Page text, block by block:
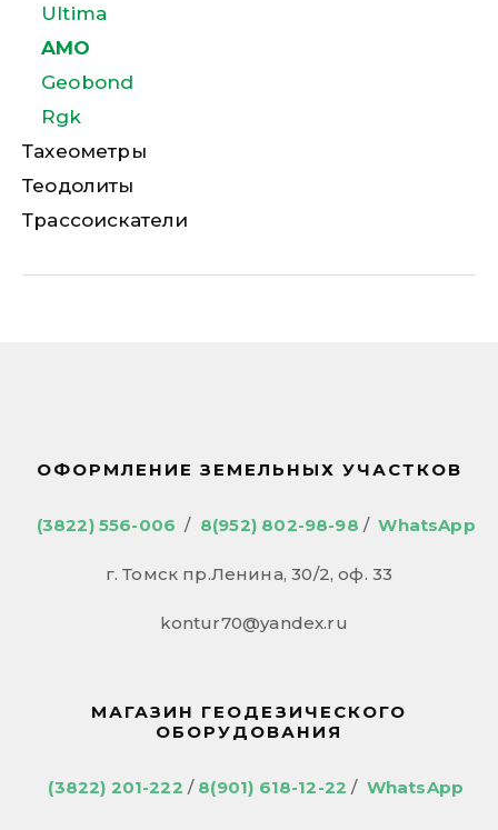
Ultima
AMO
Geobond
Rgk
Тахеометры
Теодолиты
Трассоискатели
ОФОРМЛЕНИЕ ЗЕМЕЛЬНЫХ УЧАСТКОВ
(3822) 556-006 / 8(952) 802-98-98 /WhatsApp
г. Томск пр.Ленина, 30/2, оф. 33
kontur70@yandex.ru
МАГАЗИН ГЕОДЕЗИЧЕСКОГО
ОБОРУДОВАНИЯ
(3822) 201-222 / 8(901) 618-12-22 / WhatsApp